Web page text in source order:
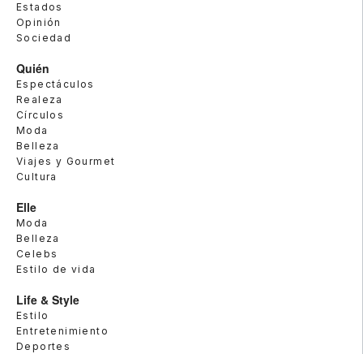
Estados
Opinión
Sociedad
Quién
Espectáculos
Realeza
Círculos
Moda
Belleza
Viajes y Gourmet
Cultura
Elle
Moda
Belleza
Celebs
Estilo de vida
Life & Style
Estilo
Entretenimiento
Deportes